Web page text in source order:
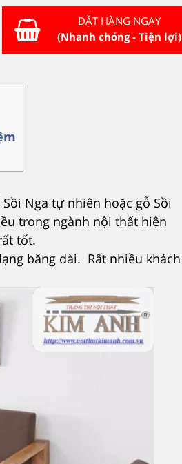
ĐẶT HÀNG NGAY
(Nhanh chóng - Tiện lợi)
Nga tự nhiên hoặc gỗ Sồi
trong ngành nội thất hiện
tốt.
băng dài. Rất nhiều khách